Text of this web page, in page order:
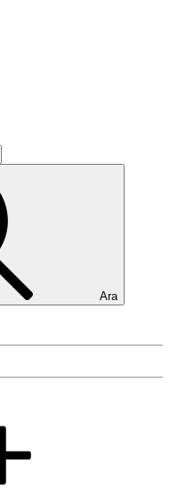
Ara